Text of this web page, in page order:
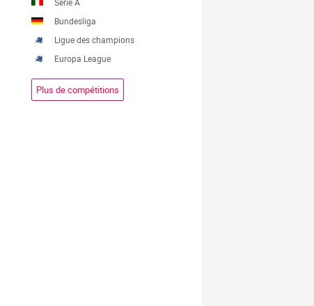
Bundesliga
Ligue des champions
Europa League
Plus de compétitions